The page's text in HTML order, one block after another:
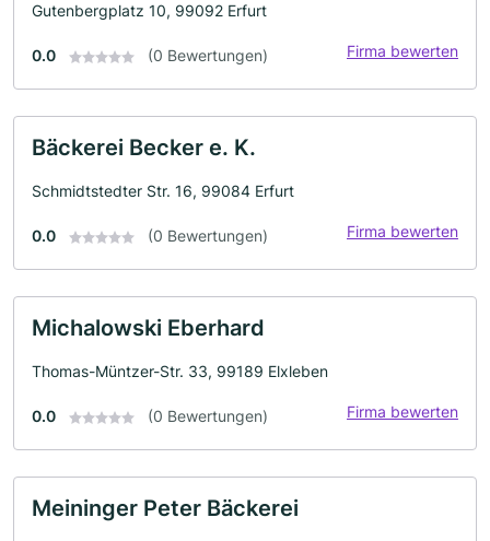
Gutenbergplatz 10, 99092 Erfurt
0.0 (0 Bewertungen) Firma bewerten
Bäckerei Becker e. K.
Schmidtstedter Str. 16, 99084 Erfurt
0.0 (0 Bewertungen) Firma bewerten
Michalowski Eberhard
Thomas-Müntzer-Str. 33, 99189 Elxleben
0.0 (0 Bewertungen) Firma bewerten
Meininger Peter Bäckerei